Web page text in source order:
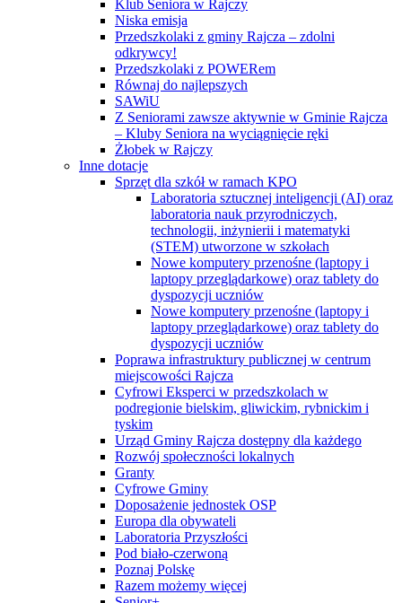
Klub Seniora w Rajczy
Niska emisja
Przedszkolaki z gminy Rajcza – zdolni
odkrywcy!
Przedszkolaki z POWERem
Równaj do najlepszych
SAWiU
Z Seniorami zawsze aktywnie w Gminie Rajcza
– Kluby Seniora na wyciągnięcie ręki
Żłobek w Rajczy
Inne dotacje
Sprzęt dla szkół w ramach KPO
Laboratoria sztucznej inteligencji (AI) oraz
laboratoria nauk przyrodniczych,
technologii, inżynierii i matematyki
(STEM) utworzone w szkołach
Nowe komputery przenośne (laptopy i
laptopy przeglądarkowe) oraz tablety do
dyspozycji uczniów
Nowe komputery przenośne (laptopy i
laptopy przeglądarkowe) oraz tablety do
dyspozycji uczniów
Poprawa infrastruktury publicznej w centrum
miejscowości Rajcza
Cyfrowi Eksperci w przedszkolach w
podregionie bielskim, gliwickim, rybnickim i
tyskim
Urząd Gminy Rajcza dostępny dla każdego
Rozwój społeczności lokalnych
Granty
Cyfrowe Gminy
Doposażenie jednostek OSP
Europa dla obywateli
Laboratoria Przyszłości
Pod biało-czerwoną
Poznaj Polskę
Razem możemy więcej